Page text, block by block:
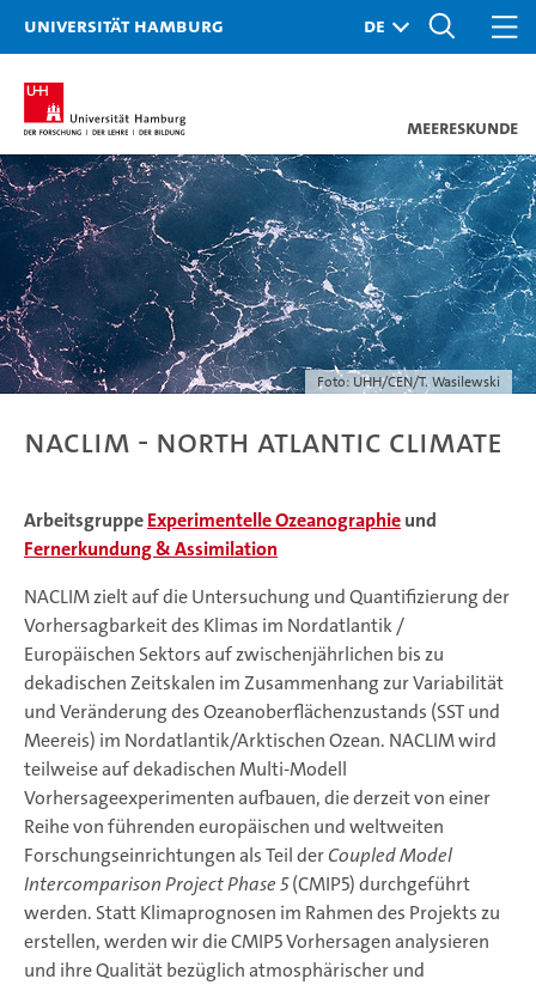
Universität Hamburg
Meereskunde
Foto: UHH/CEN/T. Wasilewski
NACLIM - North Atlantic Climate
ArbeitsgruppeExperimentelle Ozeanographieund
Fernerkundung & Assimilation
NACLIM zielt auf die Untersuchung und Quantifizierung der
Vorhersagbarkeit des Klimas im Nordatlantik /
Europäischen Sektors auf zwischenjährlichen bis zu
dekadischen Zeitskalen im Zusammenhang zur Variabilität
und Veränderung des Ozeanoberflächenzustands (SST und
Meereis) im Nordatlantik/Arktischen Ozean. NACLIM wird
teilweise auf dekadischen Multi-Modell
Vorhersageexperimenten aufbauen, die derzeit von einer
Reihe von führenden europäischen und weltweiten
Forschungseinrichtungen als Teil derCoupled Model
Intercomparison Project Phase 5(CMIP5) durchgeführt
werden. Statt Klimaprognosen im Rahmen des Projekts zu
erstellen, werden wir die CMIP5 Vorhersagen analysieren
und ihre Qualität bezüglich atmosphärischer und